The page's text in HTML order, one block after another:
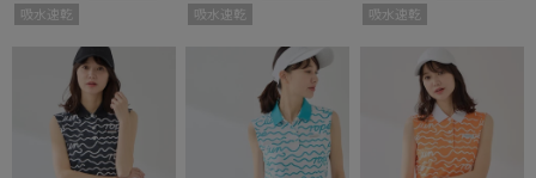
吸水速乾
吸水速乾
吸水速乾